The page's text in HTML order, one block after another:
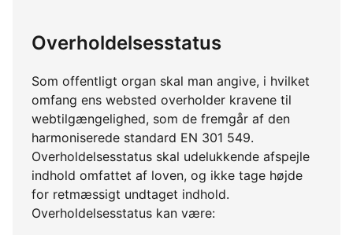
Overholdelsesstatus
Som offentligt organ skal man angive, i hvilket
omfang ens websted overholder kravene til
webtilgængelighed, som de fremgår af den
harmoniserede standard EN 301 549.
Overholdelsesstatus skal udelukkende afspejle
indhold omfattet af loven, og ikke tage højde
for retmæssigt undtaget indhold.
Overholdelsesstatus kan være: